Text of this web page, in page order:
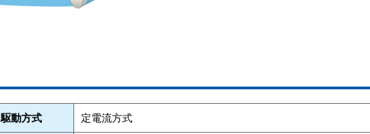
駆動方式 定電流方式